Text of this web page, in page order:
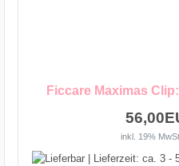
Ficcare Maximas
inkl. 19% MwSt.